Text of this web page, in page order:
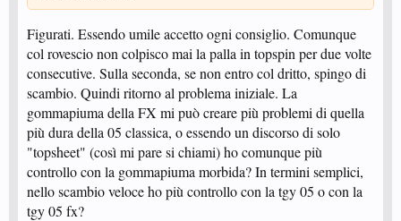
Figurati. Essendo umile accetto ogni consiglio. Comunque
col rovescio non colpisco mai la palla in topspin per due volte
consecutive. Sulla seconda, se non entro col dritto, spingo di
scambio. Quindi ritorno al problema iniziale. La
gommapiuma della FX mi può creare più problemi di quella
più dura della 05 classica, o essendo un discorso di solo
"topsheet" (così mi pare si chiami) ho comunque più
controllo con la gommapiuma morbida? In termini semplici,
nello scambio veloce ho più controllo con la tgy 05 o con la
tgy 05 fx?